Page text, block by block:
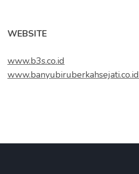
WEBSITE
www.b3s.co.id
www.banyubiruberkahsejati.co.id